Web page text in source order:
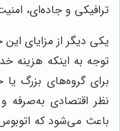
ترافیکی و جاده‌ای،
یکی دیگر از مزایای
توجه به اینکه هزینه
برای گروه‌های بزرگ
نظر اقتصادی به‌صرفه
باعث می‌شود که